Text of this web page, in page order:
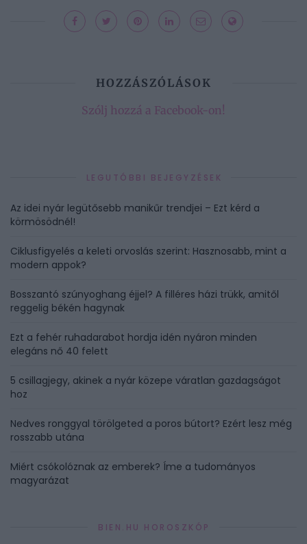
HOZZÁSZÓLÁSOK
Szólj hozzá a Facebook-on!
LEGUTÓBBI BEJEGYZÉSEK
Az idei nyár legütősebb manikűr trendjei – Ezt kérd a
körmösödnél!
Ciklusfigyelés a keleti orvoslás szerint: Hasznosabb, mint a
modern appok?
Bosszantó szúnyoghang éjjel? A filléres házi trükk, amitől
reggelig békén hagynak
Ezt a fehér ruhadarabot hordja idén nyáron minden
elegáns nő 40 felett
5 csillagjegy, akinek a nyár közepe váratlan gazdagságot
hoz
Nedves ronggyal törölgeted a poros bútort? Ezért lesz még
rosszabb utána
Miért csókolóznak az emberek? Íme a tudományos
magyarázat
BIEN.HU HOROSZKÓP